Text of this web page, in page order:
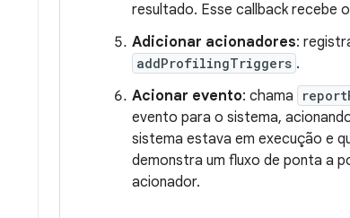
resultado. Esse callback recebe
Adicionar acionadores:
addProfilingTriggers .
Acionar evento: chama
evento para o sistema,
sistema estava em execução e
demonstra um fluxo de ponta a
acionador.